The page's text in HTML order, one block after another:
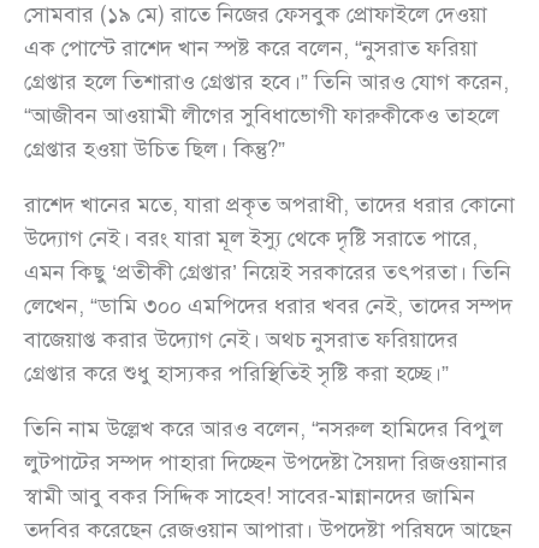
সোমবার (১৯ মে) রাতে নিজের ফেসবুক প্রোফাইলে দেওয়া
এক পোস্টে রাশেদ খান স্পষ্ট করে বলেন, “নুসরাত ফরিয়া
গ্রেপ্তার হলে তিশারাও গ্রেপ্তার হবে।” তিনি আরও যোগ করেন,
“আজীবন আওয়ামী লীগের সুবিধাভোগী ফারুকীকেও তাহলে
গ্রেপ্তার হওয়া উচিত ছিল। কিন্তু?”
রাশেদ খানের মতে, যারা প্রকৃত অপরাধী, তাদের ধরার কোনো
উদ্যোগ নেই। বরং যারা মূল ইস্যু থেকে দৃষ্টি সরাতে পারে,
এমন কিছু ‘প্রতীকী গ্রেপ্তার’ নিয়েই সরকারের তৎপরতা। তিনি
লেখেন, “ডামি ৩০০ এমপিদের ধরার খবর নেই, তাদের সম্পদ
বাজেয়াপ্ত করার উদ্যোগ নেই। অথচ নুসরাত ফরিয়াদের
গ্রেপ্তার করে শুধু হাস্যকর পরিস্থিতিই সৃষ্টি করা হচ্ছে।”
তিনি নাম উল্লেখ করে আরও বলেন, “নসরুল হামিদের বিপুল
লুটপাটের সম্পদ পাহারা দিচ্ছেন উপদেষ্টা সৈয়দা রিজওয়ানার
স্বামী আবু বকর সিদ্দিক সাহেব! সাবের-মান্নানদের জামিন
তদবির করেছেন রেজওয়ান আপারা। উপদেষ্টা পরিষদে আছেন